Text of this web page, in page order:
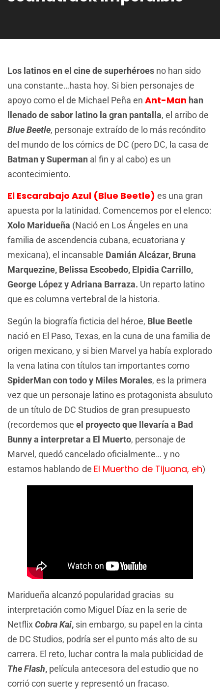
Los latinos en el cine de superhéroes no han sido
una constante…hasta hoy. Si bien personajes de
apoyo como el de Michael Peña en Ant-Man han
llenado de sabor latino la gran pantalla, el arribo de
Blue Beetle, personaje extraído de lo más recóndito
del mundo de los cómics de DC (pero DC, la casa de
Batman y Superman al fin y al cabo) es un
acontecimiento.
El Escarabajo Azul (Blue Beetle) es una gran
apuesta por la latinidad. Comencemos por el elenco:
Xolo Maridueña (Nació en Los Ángeles en una
familia de ascendencia cubana, ecuatoriana y
mexicana), el incansable Damián Alcázar, Bruna
Marquezine, Belissa Escobedo, Elpidia Carrillo,
George López y Adriana Barraza. Un reparto latino
que es columna vertebral de la historia.
Según la biografía ficticia del héroe, Blue Beetle
nació en El Paso, Texas, en la cuna de una familia de
origen mexicano, y si bien Marvel ya había explorado
la vena latina con títulos tan importantes como
SpiderMan con todo y Miles Morales, es la primera
vez que un personaje latino es protagonista absuluto
de un título de DC Studios de gran presupuesto
(recordemos que el proyecto que llevaría a Bad
Bunny a interpretar a El Muerto, personaje de
Marvel, quedó cancelado oficialmente… y no
estamos hablando de El Muertho de Tijuana, eh)
Maridueña alcanzó popularidad gracias su
interpretación como Miguel Díaz en la serie de
NetflixCobra Kai, sin embargo, su papel en la cinta
de DC Studios, podría ser el punto más alto de su
carrera. El reto, luchar contra la mala publicidad de
The Flash, película antecesora del estudio que no
corrió con suerte y representó un fracaso.